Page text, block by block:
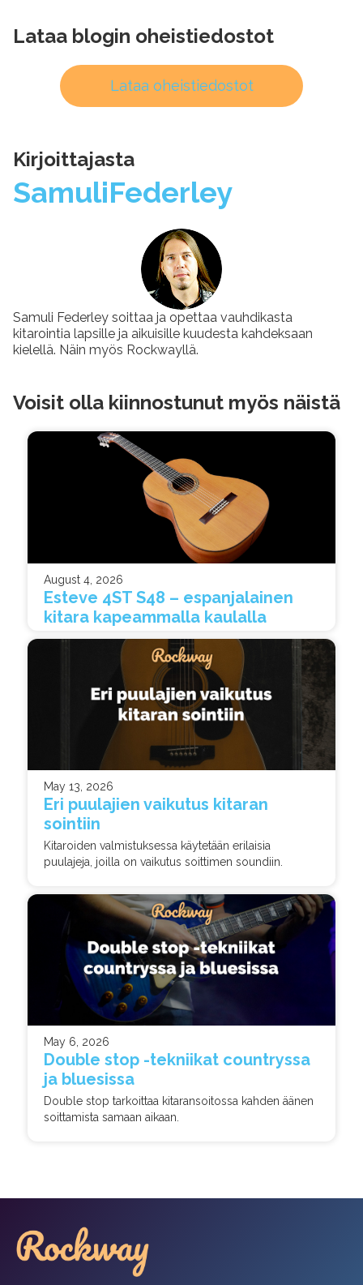
Lataa blogin oheistiedostot
Lataa oheistiedostot
Kirjoittajasta
SamuliFederley
Samuli Federley soittaa ja opettaa vauhdikasta
kitarointia lapsille ja aikuisille kuudesta kahdeksaan
kielellä. Näin myös Rockwayllä.
Voisit olla kiinnostunut myös näistä
August 4, 2026
Esteve 4ST S48 – espanjalainen
kitara kapeammalla kaulalla
May 13, 2026
Eri puulajien vaikutus kitaran
sointiin
Kitaroiden valmistuksessa käytetään erilaisia
puulajeja, joilla on vaikutus soittimen soundiin.
May 6, 2026
Double stop -tekniikat countryssa
ja bluesissa
Double stop tarkoittaa kitaransoitossa kahden äänen
soittamista samaan aikaan.